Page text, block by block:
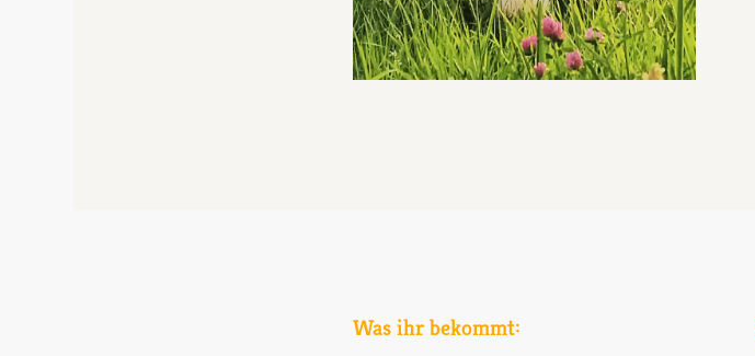
Was ihr bekommt: